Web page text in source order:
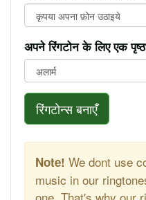
अपने रिंगटोन के लिए एक
रिंगटोन्स बनाएँ
Note! We dont use
music in our
one. That's why our